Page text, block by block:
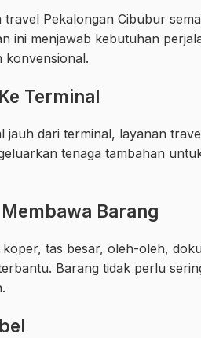
Pekalongan Cibubur
ini menjawab kebutuhan
konvensional.
Terminal
jauh dari terminal, layanan
tenaga tambahan
Barang
tas besar, oleh-oleh,
Barang tidak perlu